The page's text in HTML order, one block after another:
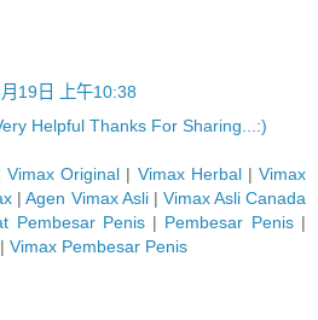
19日 上午10:38
ery Helpful Thanks For Sharing :)
Vimax Original | Vimax Herbal|Vimax
|Agen Vimax Asli| Vimax Asli Canada
Pembesar Penis| Pembesar Penis|
| Vimax Pembesar Penis